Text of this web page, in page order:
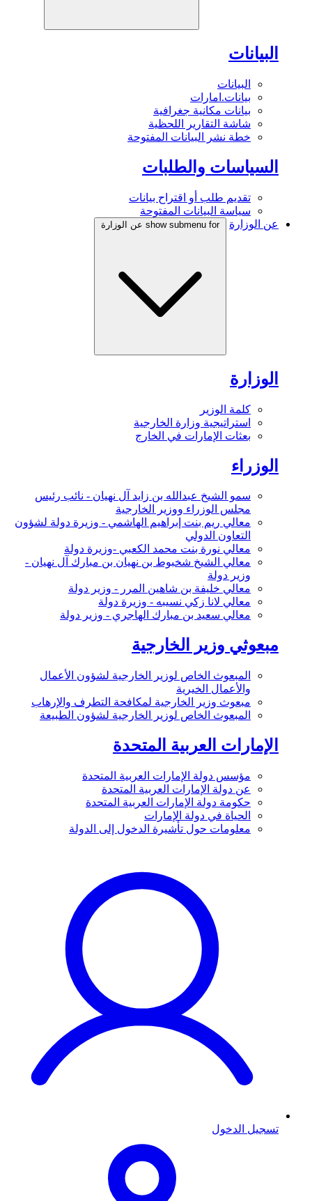
البيانات
البيانات
بيانات.امارات
بيانات مكانية جغرافية
شاشة التقارير اللحظية
خطة نشر البيانات المفتوحة
السياسات والطلبات
تقديم طلب أو اقتراح بيانات
سياسة البيانات المفتوحة
عن الوزارة
show submenu for عن الوزارة
الوزارة
كلمة الوزير
استراتيجية وزارة الخارجية
بعثات الإمارات في الخارج
الوزراء
سمو الشيخ عبدالله بن زايد آل نهيان - نائب رئيس
مجلس الوزراء ووزير الخارجية
معالي ريم بنت إبراهيم الهاشمي - وزيرة دولة لشؤون
التعاون الدولي
معالي نورة بنت محمد الكعبي -وزيرة دولة
معالي الشيخ شخبوط بن نهيان بن مبارك آل نهيان -
وزير دولة
معالي خليفة بن شاهين المرر - وزير دولة
معالي لانا زكي نسيبه - وزيرة دولة
معالي سعيد بن مبارك الهاجري - وزير دولة
مبعوثي وزير الخارجية
المبعوث الخاص لوزير الخارجية لشؤون الأعمال
والأعمال الخيرية
مبعوث وزير الخارجية لمكافحة التطرف والإرهاب
المبعوث الخاص لوزير الخارجية لشؤون الطبيعة
الإمارات العربية المتحدة
مؤسس دولة الإمارات العربية المتحدة
عن دولة الإمارات العربية المتحدة
حكومة دولة الإمارات العربية المتحدة
الحياة في دولة الإمارات
معلومات حول تأشيرة الدخول إلى الدولة
تسجيل الدخول